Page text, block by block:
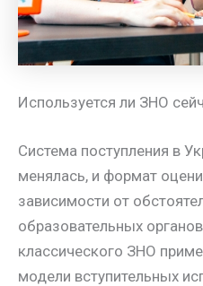
Используется ли ЗНО
Система поступления в
менялась, и формат
зависимости от
образовательных
классического ЗНО
модели вступительных